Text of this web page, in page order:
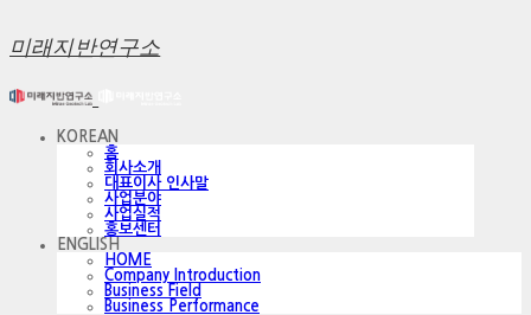
미래지반연구소
KOREAN
홈
회사소개
대표이사 인사말
사업분야
사업실적
홍보센터
ENGLISH
HOME
Company Introduction
Business Field
Business Performance